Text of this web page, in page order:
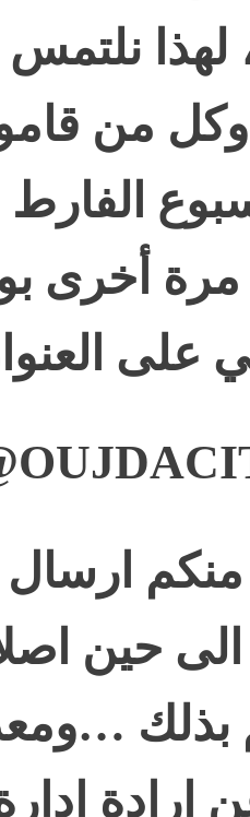
، لهذا
من
مرة أخرى
على
ارسال
الى حين
بذلك
ارادة